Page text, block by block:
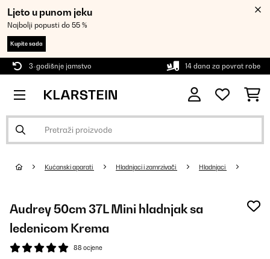
Ljeto u punom jeku
Najbolji popusti do 55 %
Kupite sada
3-godišnje jamstvo 14 dana za povrat robe
Kućanski aparati Hladnjaci i zamrzivači Hladnjaci
Audrey 50cm 37L Mini hladnjak sa
ledenicom Krema
88 ocjene